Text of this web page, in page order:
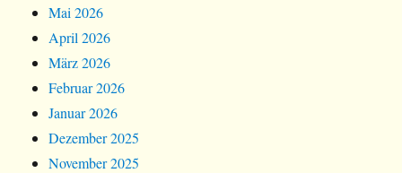
Mai 2026
April 2026
März 2026
Februar 2026
Januar 2026
Dezember 2025
November 2025